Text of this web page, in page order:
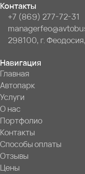
Контакты
+7 (869) 277-72-31
298100, г.
Навигация
Главная
Автопарк
Услуги
О нас
Портфолио
Контакты
Способы оплаты
Отзывы
Цены